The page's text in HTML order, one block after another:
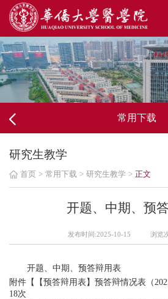
常用下载
研究生教学
首页 > 常用下载 > 研究生教学 > 正文
开题、中期、预
发布时间:2025-10-15 浏览
开题、中期、预答辩用表
附件【
【预答辩用表】预答辩情况表（
18次